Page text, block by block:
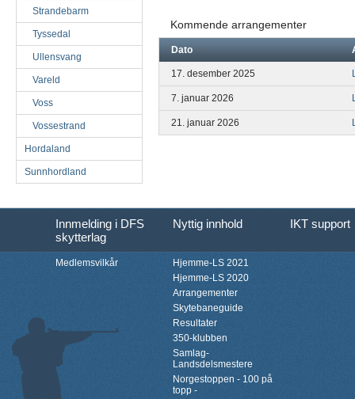
Strandebarm
Tyssedal
Ullensvang
Vareld
Voss
Vossestrand
Hordaland
Sunnhordland
Kommende arrangementer
Dato
17. desember 2025
7. januar 2026
21. januar 2026
Innmelding i DFS
skytterlag
Nyttig innhold IKT support
Medlemsvilkår
Hjemme-LS 2021
Hjemme-LS 2020
Arrangementer
Skytebaneguide
Resultater
350-klubben
Samlag-
Landsdelsmestere
Norgestoppen - 100 på
topp -